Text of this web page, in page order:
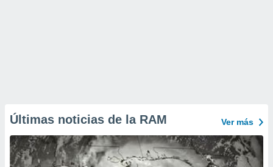
Últimas noticias de la RAM Ver más